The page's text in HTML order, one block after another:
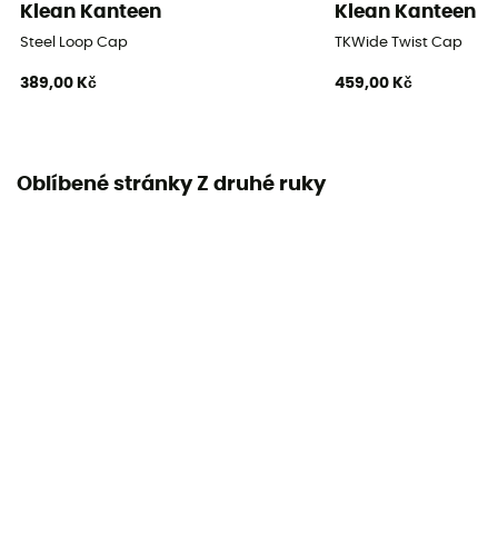
Klean Kanteen
Steel Loop Cap
389,00 Kč
Klean Kanteen
TKWide Twist Cap
459,00 Kč
Oblíbené stránky Z druhé ruky